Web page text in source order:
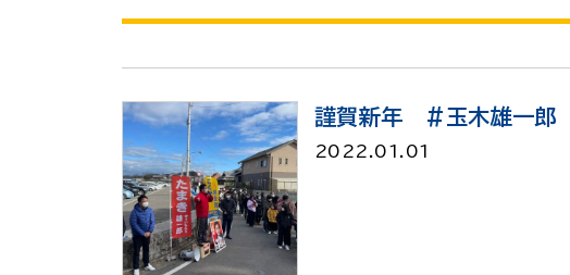
謹賀新年 #玉木雄一郎
2022.01.01